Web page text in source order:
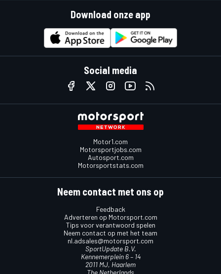
Download onze app
Social media
Motor1.com
Motorsportjobs.com
Autosport.com
Motorsportstats.com
Neem contact met ons op
Feedback
Adverteren op Motorsport.com
Tips voor verantwoord spelen
Neem contact op met het team
nl.adsales@motorsport.com
SportUpdate B.V.
Kennemerplein 6 – 14
2011 MJ, Haarlem
The Netherlands